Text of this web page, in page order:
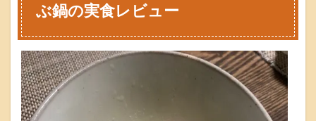
の
だ
ゃ
ぶ
鍋
セ
ッ
ぶ鍋の実食レビュー